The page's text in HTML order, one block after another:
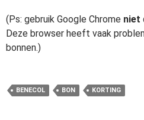
(Ps: gebruik Google Chrome niet
Deze browser heeft vaak
bonnen.)
BENECOL BON KORTING